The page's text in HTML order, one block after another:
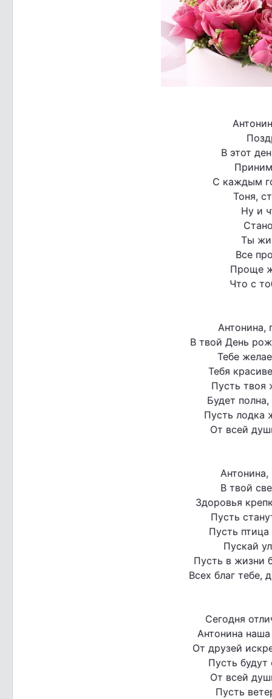
В этот
С каждым
Тоня,
Ну и
Ты
Все
Проще
Что с
Антонина,
В твой День
Тебе
Тебя
Пусть твоя
Будет
Пусть лодка
От всей
В твой
Здоровья
Пусть
Пусть птица
Пускай
Пусть в жизни
Всех благ тебе,
Сегодня
Антонина
От друзей
Пусть
От всей
Пусть